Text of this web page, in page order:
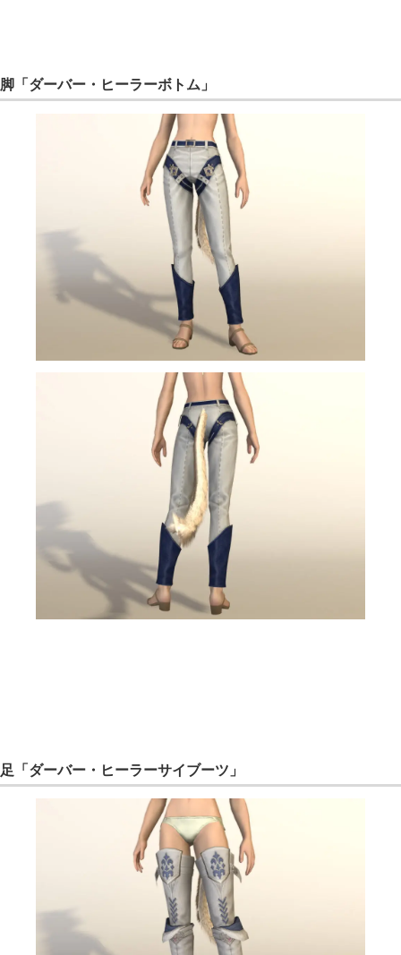
脚「ダーバー・ヒーラーボトム」
足「ダーバー・ヒーラーサイブーツ」